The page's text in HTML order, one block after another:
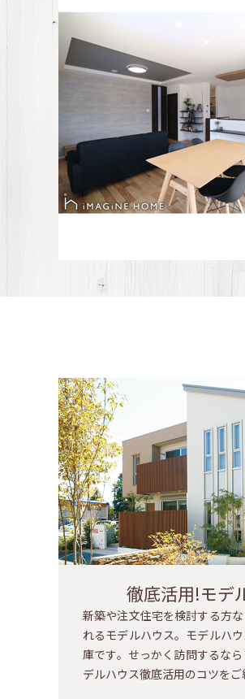
徹底活用!モデ
新築や注文住宅を検討する方
れるモデルハウス。モデルハ
庫です。せっかく訪問するな
デルハウス徹底活用のコツをご